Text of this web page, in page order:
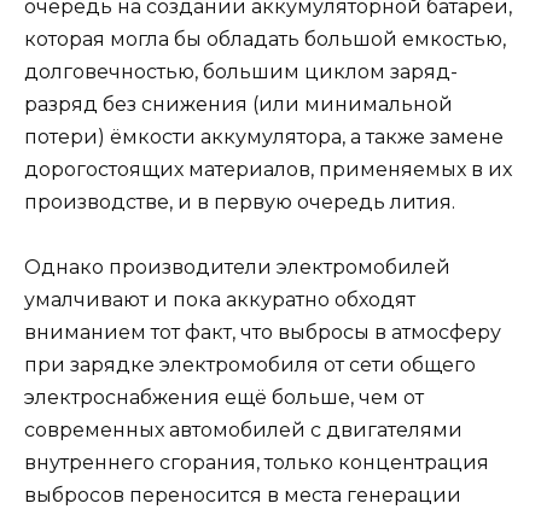
очередь на создании аккумуляторной батареи,
которая могла бы обладать большой емкостью,
долговечностью, большим циклом заряд-
разряд без снижения (или минимальной
потери) ёмкости аккумулятора, а также замене
дорогостоящих материалов, применяемых в их
производстве, и в первую очередь лития.
Однако производители электромобилей
умалчивают и пока аккуратно обходят
вниманием тот факт, что выбросы в атмосферу
при зарядке электромобиля от сети общего
электроснабжения ещё больше, чем от
современных автомобилей с двигателями
внутреннего сгорания, только концентрация
выбросов переносится в места генерации